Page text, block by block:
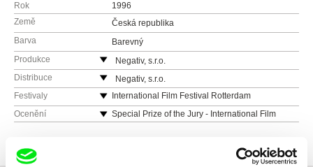
Rok
1996
Země
Česká republika
Barva
Barevný
Produkce
Negativ, s.r.o.
Ostrovní 30
110 00 Praha
Česká republika
web:http://www.negativ.cz/cz/
Distribuce
Negativ, s.r.o.
Ostrovní 30
110 00 Praha
Festivaly
International Film Festival Rotterdam
(Netherlands)
The Montreal World Film Festival (Canada)
Ocenění
Special Prize of the Jury - International Film